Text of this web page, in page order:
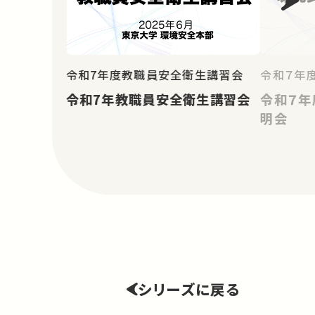
令和7年度教職員安全衛生講習会
令和7年教職員安全衛生講習会
令和７年
令和７
明会
シリーズに戻る